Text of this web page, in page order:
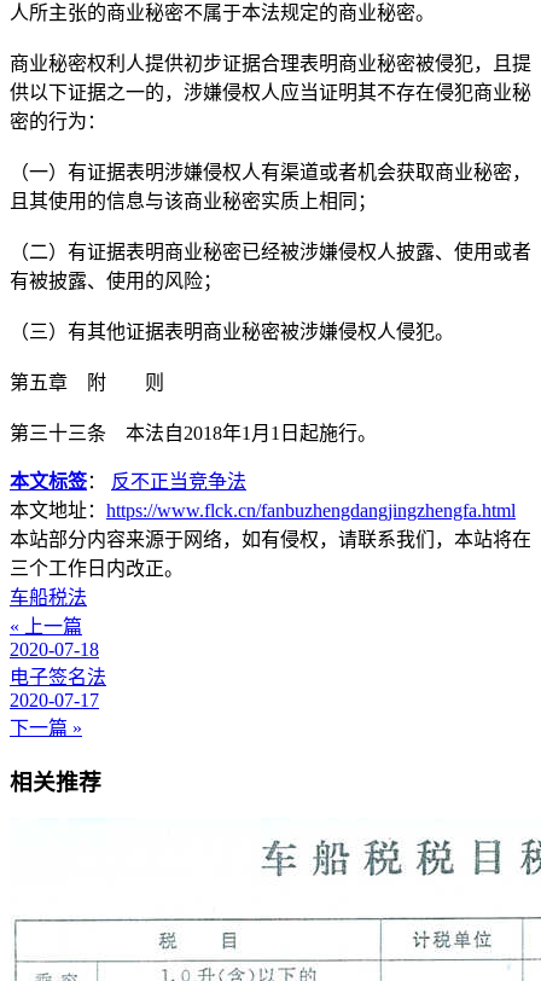
人所主张的商业秘密不属于本法规定的商业秘密。
商业秘密权利人提供初步证据合理表明商业秘密被侵犯，且提
供以下证据之一的，涉嫌侵权人应当证明其不存在侵犯商业秘
密的行为：
（一）有证据表明涉嫌侵权人有渠道或者机会获取商业秘密，
且其使用的信息与该商业秘密实质上相同；
（二）有证据表明商业秘密已经被涉嫌侵权人披露、使用或者
有被披露、使用的风险；
（三）有其他证据表明商业秘密被涉嫌侵权人侵犯。
第五章 附 则
第三十三条 本法自2018年1月1日起施行。
本文标签：
反不正当竞争法
本文地址： https://www.flck.cn/fanbuzhengdangjingzhengfa.html
本站部分内容来源于网络，如有侵权，请联系我们，本站将在
三个工作日内改正。
车船税法
« 上一篇
2020-07-18
电子签名法
2020-07-17
下一篇 »
相关推荐